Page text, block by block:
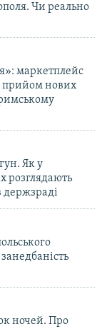
Чи реально
маркетплейс
прийом нових
Як у
розглядають
держзраді
ночей. Про